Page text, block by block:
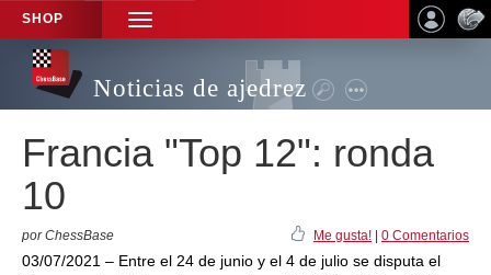
SHOP
TOGGLE
NAVIGATION
Noticias de ajedrez
Francia "Top 12": ronda
10
por ChessBase Me gusta! 0 Comentarios
03/07/2021 – Entre el 24 de junio y el 4 de julio se disputa el